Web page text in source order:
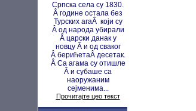
Српска села су 1830.
Â године остала без
Турских агаÂ који су
Â од народа убирали
Â царски данак у
новцу Â и од сваког
Â берићетаÂ десетак.
Â Са агама су отишле
Â и субаше са
наоружаним
сејменима...
Прочитајте цео текст